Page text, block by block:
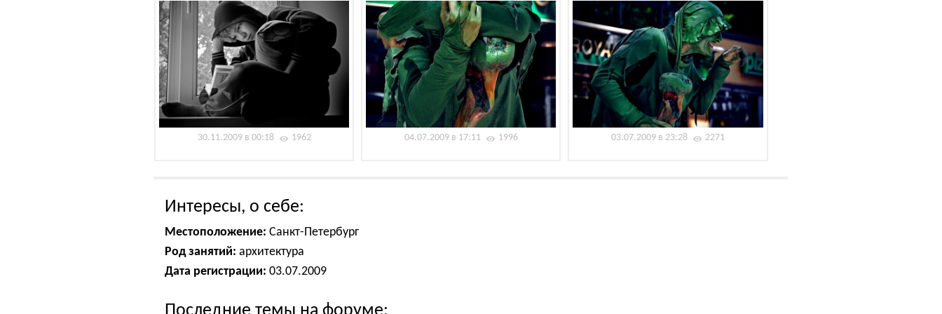
30.11.2009 в 00:18 1962 04.07.2009 в 17:11 1996 03.07.2009 в 23:28 2271
Интересы, о себе:
Местоположение: Санкт-Петербург
Род занятий: архитектура
Дата регистрации: 03.07.2009